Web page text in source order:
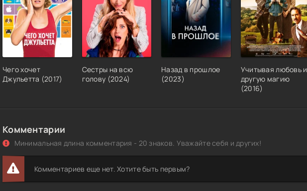
Чего хочет
Джульетта (2017)
Сестры на всю
голову (2024)
Назад в прошлое
(2023)
Учитывая любовь и
другую магию
(2016)
Комментарии
Минимальная длина комментария - 20 знаков. Уважайте себя и других!
Комментариев еще нет. Хотите быть первым?